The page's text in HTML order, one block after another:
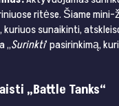
ritėse. Šiame
kuriuos sunaikinti,
„Surinkti‘ pasirinkimą,
„Battle Tanks“